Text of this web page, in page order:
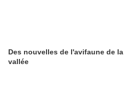
Des nouvelles de l'avifaune de la
vallée